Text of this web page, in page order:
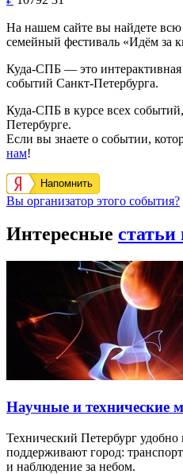
На нашем сайте вы найдете
семейный фестиваль «Идём за
Куда-СПБ — это
событий Санкт-Петербурга.
Куда-СПБ в курсе всех
Петербурге.
Если вы знаете о событии,
нам!
Напомнить
Вы организатор этого события?
Интересные
Научные и технические
Технический Петербург удобно
поддерживают город:
и наблюдение за небом.